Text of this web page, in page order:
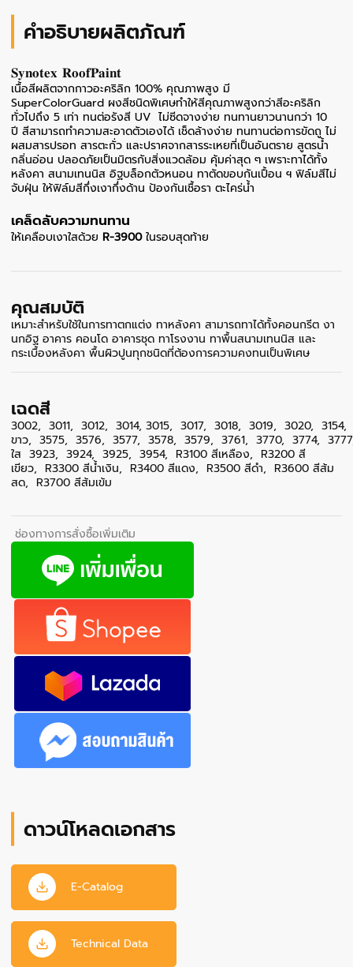
คำอธิบายผลิตภัณฑ์
𝐒𝐲𝐧𝐨𝐭𝐞𝐱 𝐑𝐨𝐨𝐟𝐏𝐚𝐢𝐧𝐭
เนื้อสีผลิตจากกาวอะคริลิก 100% คุณภาพสูง มี
SuperColorGuard ผงสีชนิดพิเศษทำให้สีคุณภาพสูงกว่าสีอะคริลิก
ทั่วไปถึง 5 เท่า ทนต่อรังสี UV ไม่ซีดจางง่าย ทนทานยาวนานกว่า 10
ปี สีสามารถทำความสะอาดตัวเองได้ เช็ดล้างง่าย ทนทานต่อการขัดถู ไม่
ผสมสารปรอท สารตะกั่ว และปราศจากสารระเหยที่เป็นอันตราย สูตรน้ำ
กลิ่นอ่อน ปลอดภัยเป็นมิตรกับสิ่งแวดล้อม คุ้มค่าสุด ๆ เพราะทาได้ทั้ง
หลังคา สนามเทนนิส อิฐบล็อกตัวหนอน ทาตัดขอบกันเปื้อน ฯ ฟิล์มสีไม่
จับฝุ่น ให้ฟิล์มสีกึ่งเงากึ่งด้าน ป้องกันเชื้อรา ตะไคร่น้ำ
เคล็ดลับความทนทาน
ให้เคลือบเงาใสด้วย R-3900ในรอบสุดท้าย
คุณสมบัติ
เหมาะสำหรับใช้ในการทาตกแต่ง ทาหลังคา สามารถทาได้ทั้งคอนกรีต งา
นกอิฐ อาคาร คอนโด อาคารชุด ทาโรงงาน ทาพื้นสนามเทนนิส และ
กระเบื้องหลังคา พื้นผิวปูนทุกชนิดที่ต้องการความคงทนเป็นพิเศษ
เฉดสี
3002, 3011, 3012, 3014, 3015, 3017, 3018, 3019, 3020, 3154,
ขาว, 3575, 3576, 3577, 3578, 3579, 3761, 3770, 3774,
ใส 3923, 3924, 3925, 3954, R3100 สีเหลือง, R3200 สี
เขียว, R3300 สีน้ำเงิน, R3400 สีแดง, R3500 สีดำ, R3600 สีส้ม
สด, R3700 สีส้มเข้ม
ช่องทางการสั่งซื้อเพิ่มเติม
ดาวน์โหลดเอกสาร
E-Catalog
Technical Data